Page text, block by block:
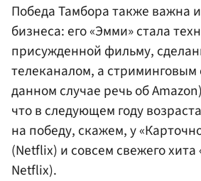
Победа Тамбора также важна
бизнеса: его «Эмми» стала
присужденной фильму,
телеканалом, а стриминговым
данном случае речь об
что в следующем году
на победу, скажем, у
(Netflix) и совсем свежего
Netflix).